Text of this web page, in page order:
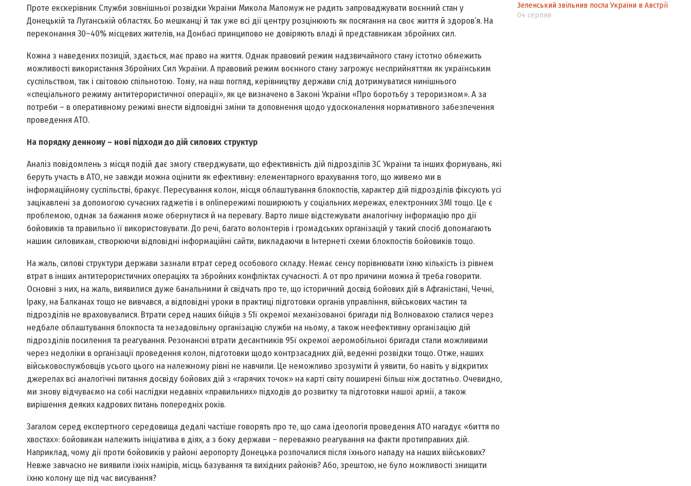
Проте екс­керівник Служби зов­нішньої розвідки України Микола Маломуж не радить запроваджувати воєнний стан у
Донецькій та Луганській областях. Бо мешканці й так уже всі дії центру розцінюють як посягання на своє життя й здоров’я. На
переконання 30–40% місцевих жителів, на Донбасі принципово не довіряють владі й представникам збройних сил.
Кожна з наведених позицій, здається, має право на життя. Однак правовий режим надзвичайного стану істотно обмежить
можливості використання Збройних Сил України. А правовий режим воєнного стану загрожує несприйняттям як українським
суспільством, так і світовою спільнотою. Тому, на наш погляд, керівництву держави слід дотримуватися нинішнього
«спеціального режиму антитерористичної операції», як це визначено в Законі України «Про боротьбу з тероризмом». А за
потреби – в оперативному режимі внести відповідні зміни та доповнення щодо удосконалення нормативного забезпечення
проведення АТО.
На порядку денному – нові підходи до дій силових структур
Аналіз повідомлень з місця подій дає змогу стверджувати, що ефективність дій підрозділів ЗС України та інших формувань, які
беруть участь в АТО, не завжди можна оцінити як ефективну: елементарного врахування того, що живемо ми в
інформаційному суспільстві, бракує. Пересування колон, місця облаштування блокпостів, характер дій підрозділів фіксують усі
зацікавлені за допомогою сучасних гаджетів і в on­line­режимі поширюють у соціальних мережах, електронних ЗМІ тощо. Це є
проблемою, однак за бажання може обернутися й на перевагу. Варто лише відстежувати аналогічну інформацію про дії
бойовиків та правильно її використовувати. До речі, багато волонтерів і громадських організацій у такий спосіб допомагають
нашим силовикам, створюючи відповідні інформаційні сайти, викладаючи в Інтернеті схеми блокпостів бойовиків тощо.
На жаль, силові структури держави зазнали втрат серед особового складу. Немає сенсу порівнювати їхню кількість із рівнем
втрат в інших антитерористичних операціях та збройних конфліктах сучасності. А от про причини можна й треба говорити.
Основні з них, на жаль, виявилися дуже банальними й свідчать про те, що історичний досвід бойових дій в Афганістані, Чечні,
Іраку, на Балканах тощо не вивчався, а відповідні уроки в практиці підготовки органів управління, військових частин та
підрозділів не враховувалися. Втрати серед наших бійців з 51­ї окремої механізованої бригади під Волновахою сталися через
недбале облаштування блокпоста та незадовільну організацію служби на ньому, а також неефективну організацію дій
підрозділів посилення та реагування. Резонансні втрати десантників 95­ї окремої аеромобільної бригади стали можливими
через недоліки в організації проведення колон, підготовки щодо контрзасадних дій, веденні розвідки тощо. Отже, наших
військовослужбовців усього цього на належному рівні не навчили. Це неможливо зрозуміти й уявити, бо навіть у відкритих
джерелах всі аналогічні питання досвіду бойових дій з «гарячих точок» на карті світу поширені більш ніж достатньо. Очевидно,
ми знову відчуваємо на собі наслідки недавніх «правильних» підходів до розвитку та підготовки нашої армії, а також
вирішення деяких кадрових питань попередніх років.
Загалом серед експертного середовища дедалі частіше говорять про те, що сама ідеологія проведення АТО нагадує «биття по
хвостах»: бойовикам належить ініціатива в діях, а з боку держави – переважно реагування на факти протиправних дій.
Наприклад, чому дії проти бойовиків у районі аеропорту Донецька розпочалися після їхнього нападу на наших військових?
Невже завчасно не виявили їхніх намірів, місць базування та вихідних районів? Або, зреш­тою, не було можливості знищити
їхню колону ще під час висування?
Зеленський звільнив посла України в Австрії
04 серпня